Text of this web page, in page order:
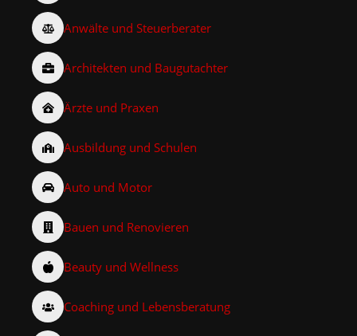
Anwälte und Steuerberater
Architekten und Baugutachter
Ärzte und Praxen
Ausbildung und Schulen
Auto und Motor
Bauen und Renovieren
Beauty und Wellness
Coaching und Lebensberatung